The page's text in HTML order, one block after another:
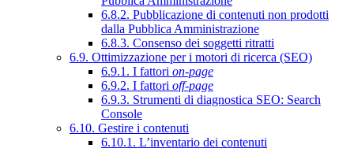
6.8.2. Pubblicazione di contenuti non prodotti
dalla Pubblica Amministrazione
6.8.3. Consenso dei soggetti ritratti
6.9. Ottimizzazione per i motori di ricerca (SEO)
6.9.1. I fattori on-page
6.9.2. I fattori off-page
6.9.3. Strumenti di diagnostica SEO: Search
Console
6.10. Gestire i contenuti
6.10.1. L’inventario dei contenuti